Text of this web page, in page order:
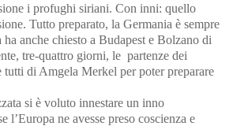
i profughi siriani. Con inni: quello
Tutto preparato, la Germania è sempre
anche chiesto a Budapest e Bolzano di
tre-quattro giorni, le partenze dei
tutti di Amgela Merkel per poter preparare
si è voluto innestare un inno
l’Europa ne avesse preso coscienza e